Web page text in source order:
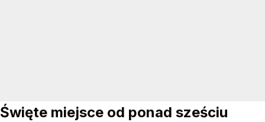
Święte miejsce od ponad sześciu